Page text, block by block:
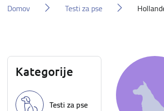
Domov Testi za pse
Kategorije
Testi za pse